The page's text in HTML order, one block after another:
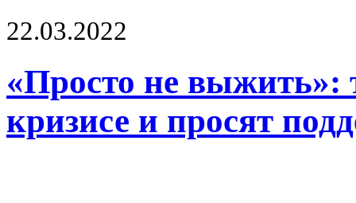
22.03.2022
«Просто не выжить»:
кризисе и просят